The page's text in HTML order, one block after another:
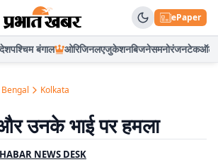
ePaper
पश्चिम बंगाल ओरिजिनलएजुकेशनबिजनेसमनोरंजनटेकऑटो
Kolkata
उनके भाई पर हमला
NEWS DESK